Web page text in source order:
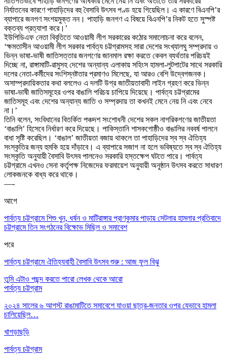
নির্যাতনের কারণে পাহাড়িদের বহু বৈসাবি উৎসব পণ্ড হয়ে গিয়েছিল। এ কারণে বিএনপি’র
ব্যাপারে জনগণ সংশয়মুক্ত নন। পাহাড়ি জনগণ এ বিষয়ে বিএনপি’র নিকট হতে সুস্পষ্ট
বক্তব্য প্রত্যাশা করে।’
ইউপিডিএফ নেতা বিবৃতিতে আওয়ামী লীগ সরকারের কঠোর সমালোচনা করে বলেন,
‘ক্ষমতাসীন আওয়ামী লীগ সরকার পার্বত্য চট্টগ্রামসহ সারা দেশের সংখ্যালঘু সম্প্রদায় ও
ভিন্ন ভাষা-ভাষী জাতিসত্তার জনগণের জানমাল রক্ষা করতে কেবল ব্যর্থতার পরিচয়ই
দিচ্ছে না, রাঙ্গামাটি-রামুসহ দেশের অন্যান্য এলাকায় সহিংস হামলা-লুটপাটের সাথে সরকারি
দলের নেতা-কর্মীদের সংশিস্নষ্টতার প্রমাণও মিলেছে, যা আরও বেশি উদ্বেগজনক।
অসাম্প্রদায়িকতার কথা বললেও এ দলটি উগ্র জাতীয়তাবাদী লাইন গ্রহণ করে ভিন্ন
ভাষা-ভাষী জাতিসমূহের ওপর বাঙালি পরিচয় চাপিয়ে দিয়েছে। পার্বত্য চট্টগ্রামের
জাতিসমূহ এবং দেশের অন্যান্য জাতি ও সম্প্রদায় তা কখনই মেনে নেয় নি এবং নেবে
না।’
তিনি বলেন, সংবিধানের বিতর্কিত পঞ্চদশ সংশোধনী দেশের সকল নাগরিকগণের জাতীয়তা
‘বাঙালি’ হিসেবে নির্ধারণ করে দিয়েছে। পাকিস্তানি শাসকগোষ্ঠীও বাঙালির নববর্ষ পালনে
বাধা সৃষ্টি করেছিল। ‘বাঙাল’ জাতীয়তা বজায় থাকলে তা পাহাড়িদের স্ব স্ব ঐতিহ্য
সংস্কৃতির জন্য হুমকি হয়ে দাঁড়াবে। এ ব্যাপারে সজাগ না হলে ভবিষ্যতে স্ব স্ব ঐতিহ্য
সংস্কৃতি অনুযায়ী বৈসাবি উৎসব পালনেও সরকারি হস্তক্ষেপ ঘটতে পারে। পার্বত্য
চট্টগ্রামে এখনও সেনা কর্তৃপক্ষ নিজেদের ফরমায়েশ অনুযায়ী অনুষ্ঠান উৎসব করতে সাধারণ
লোকজনকে বাধ্য করে থাকে।
—-
আগে
পার্বত্য চট্টগ্রামে শিশু খুন, ধর্ষন ও মাটিরাঙ্গার প্রাণকুমার পাড়ায় সেটলার হামলার প্রতিবাদে
চট্টগ্রামে তিন সংগঠনের বিক্ষোভ মিছিল ও সমাবেশ
পরে
পার্বত্য চট্টগ্রামে ঐতিহ্যবাহী বৈসাবি উৎসব শুরু : আজ ফুল বিঝু
তুমি এটাও পছন্দ করতে পারো লেখক থেকে আরো
পার্বত্য চট্টগ্রাম
২০২৪ সালের ৬ আগস্ট রাঙামাটিতে সমাবেশে যাওয়া ছাত্র-জনতার ওপর যেভাবে হামলা
চালিয়েছিল…
খাগড়াছড়ি
পার্বত্য চট্টগ্রাম